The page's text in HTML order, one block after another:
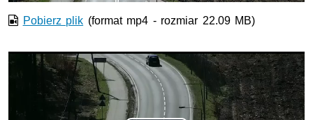
Pobierz plik (format mp4 - rozmiar 22.09 MB)